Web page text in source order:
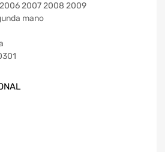
2007 2008 2009
mano